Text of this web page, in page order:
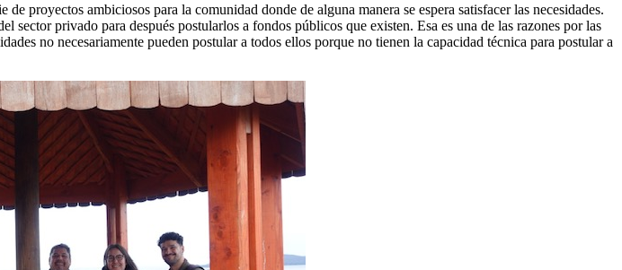
proyectos ambiciosos para la comunidad donde de alguna manera se espera satisfacer las necesidades.
sector privado para después postularlos a fondos públicos que existen. Esa es una de las razones por las
no necesariamente pueden postular a todos ellos porque no tienen la capacidad técnica para postular a